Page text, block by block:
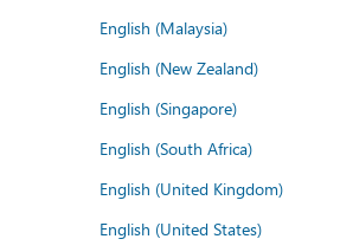
English (Malaysia)
English (New Zealand)
English (Singapore)
English (South Africa)
English (United Kingdom)
English (United States)